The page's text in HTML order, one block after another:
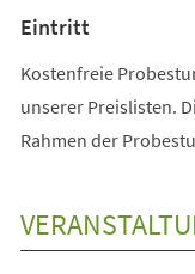
Eintritt
Kostenfreie
unserer Preislisten.
Rahmen der